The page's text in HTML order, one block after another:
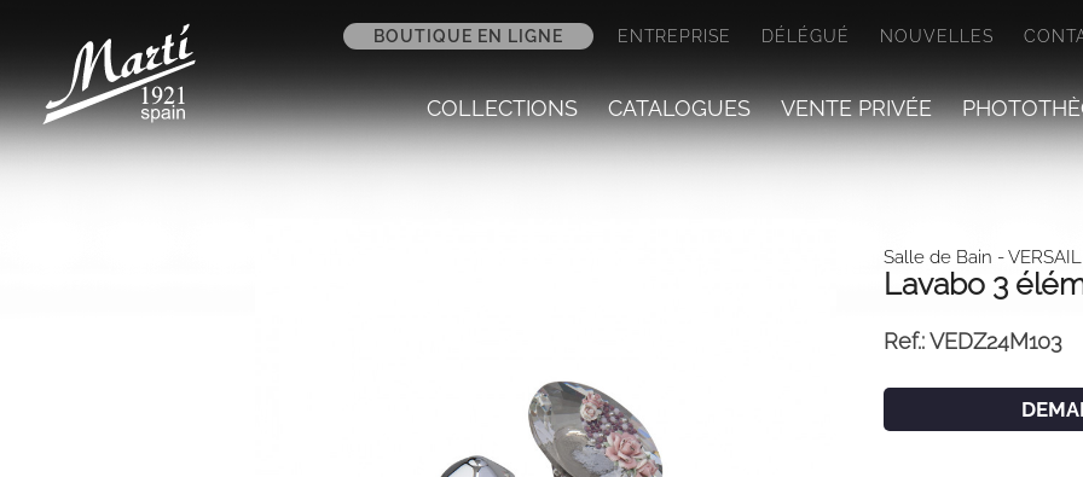
BOUTIQUE EN LIGNE ENTREPRISE DÉLÉGUÉ NOUVELLES
COLLECTIONS CATALOGUES VENTE PRIVÉE
Salle de Bain -
Lavabo 3
Ref.:VEDZ24M103